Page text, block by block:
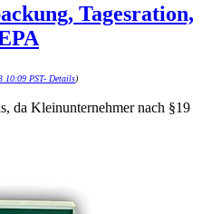
Tagesration,
10:09 PST- Details)
da Kleinunternehmer nach §19